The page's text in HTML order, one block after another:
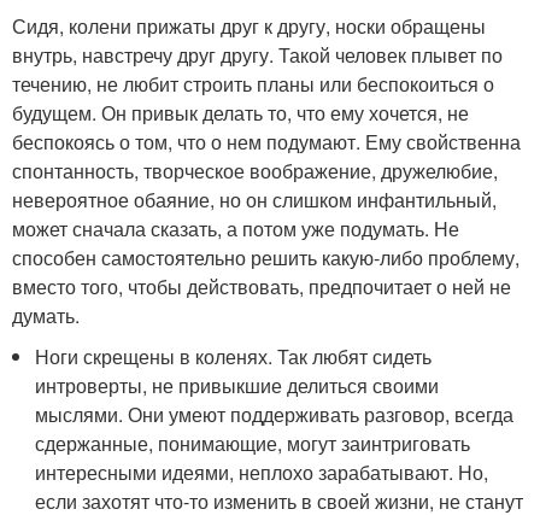
Сидя, колени прижаты друг к другу, носки обращены
внутрь, навстречу друг другу. Такой человек плывет по
течению, не любит строить планы или беспокоиться о
будущем. Он привык делать то, что ему хочется, не
беспокоясь о том, что о нем подумают. Ему свойственна
спонтанность, творческое воображение, дружелюбие,
невероятное обаяние, но он слишком инфантильный,
может сначала сказать, а потом уже подумать. Не
способен самостоятельно решить какую-либо проблему,
вместо того, чтобы действовать, предпочитает о ней не
думать.
Ноги скрещены в коленях. Так любят сидеть
интроверты, не привыкшие делиться своими
мыслями. Они умеют поддерживать разговор, всегда
сдержанные, понимающие, могут заинтриговать
интересными идеями, неплохо зарабатывают. Но,
если захотят что-то изменить в своей жизни, не станут